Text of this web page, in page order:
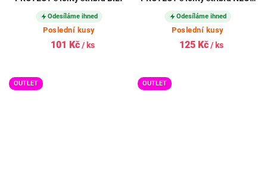
Odesíláme ihned
Poslední kusy
101 Kč/ ks
TYRKYSOVÝ
Odesíláme ihned
Poslední kusy
125 Kč/ ks
OUTLET OUTLET